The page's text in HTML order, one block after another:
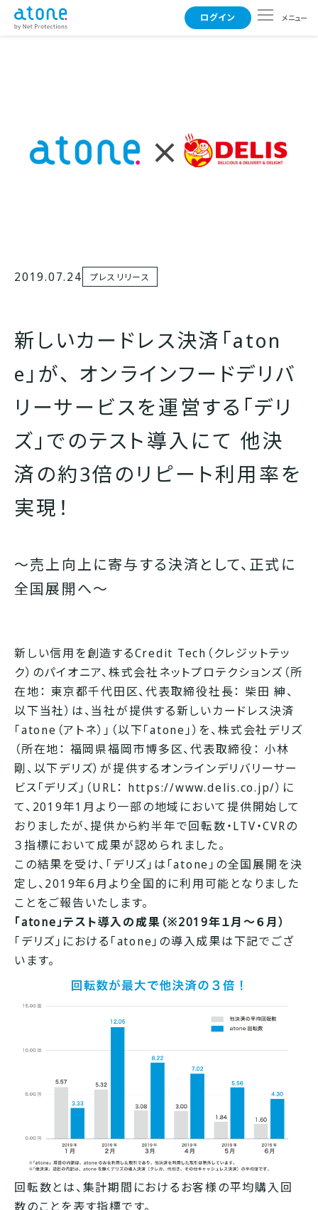
ログイン メニュー
2019.07.24 プレスリリース
新しいカードレス決済「aton
e」が、 オンラインフードデリバ
リーサービスを運営する「デリ
ズ」でのテスト導入にて 他決
済の約3倍のリピート利用率を
実現！
～売上向上に寄与する決済として、正式に
全国展開へ～
新しい信用を創造するCredit Tech（クレジットテッ
ク）のパイオニア、株式会社ネットプロテクションズ（所
在地： 東京都千代田区、代表取締役社長： 柴田 紳、
以下当社）は、当社が提供する新しいカードレス決済
「atone（アトネ）」（以下「atone」）を、株式会社デリズ
（所在地： 福岡県福岡市博多区、代表取締役： 小林
剛、以下デリズ）が提供するオンラインデリバリーサー
ビス「デリズ」（URL： https://www.delis.co.jp/）に
て、 2019年1月より一部の地域において提供開始して
おりましたが、提供から約半年で回転数・LTV・CVRの
３指標において成果が認められました。
この結果を受け、「デリズ」は「atone」の全国展開を決
定し、2019年6月より全国的に利用可能となりました
ことをご報告いたします。
「atone」テスト導入の成果（※2019年１月～６月）
「デリズ」における「atone」の導入成果は下記でござ
います。
回転数とは、集計期間におけるお客様の平均購入回
数のことを表す指標です。